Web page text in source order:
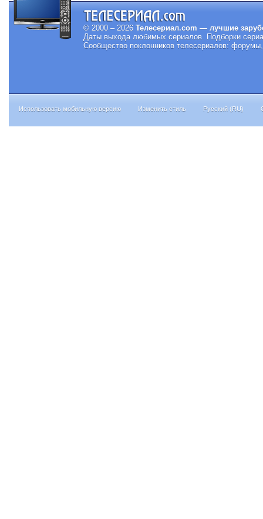
© 2000 – 2026 Телесериал.com — лучшие
Даты выхода любимых сериалов. Подборки
Сообщество поклонников телесериалов:
Использовать мобильную версию Изменить стиль Русский (RU)